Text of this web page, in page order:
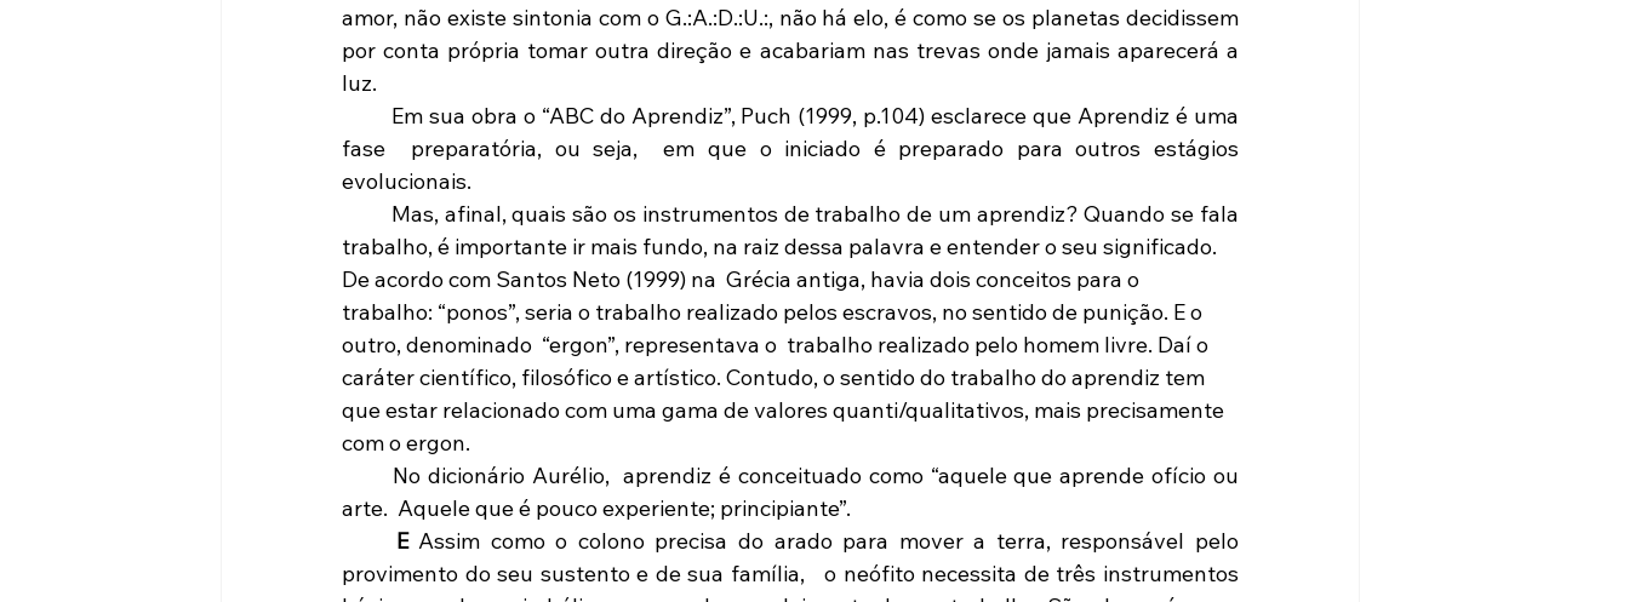
amor, não existe sintonia com o G.:A.:D.:U.:, não há elo, é como se os planetas decidissem
por conta própria tomar outra direção e acabariam nas trevas onde jamais aparecerá a
luz.
fase  preparatória, ou seja,  em que o iniciado é preparado para outros estágios
evolucionais.
trabalho, é importante ir mais fundo, na raiz dessa palavra e entender o seu significado.
De acordo com Santos Neto (1999) na  Grécia antiga, havia dois conceitos para o
trabalho: “ponos”, seria o trabalho realizado pelos escravos, no sentido de punição. E o
outro, denominado  “ergon”, representava o  trabalho realizado pelo homem livre. Daí o
caráter científico, filosófico e artístico. Contudo, o sentido do trabalho do aprendiz tem
que estar relacionado com uma gama de valores quanti/qualitativos, mais precisamente
com o ergon.
arte.  Aquele que é pouco experiente; principiante”.
	E
Assim como o colono precisa do arado para mover a terra, responsável pelo
provimento do seu sustento e de sua família,   o neófito necessita de três instrumentos